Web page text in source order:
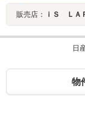
販売店： ｉＳ ＬＡ
日
物